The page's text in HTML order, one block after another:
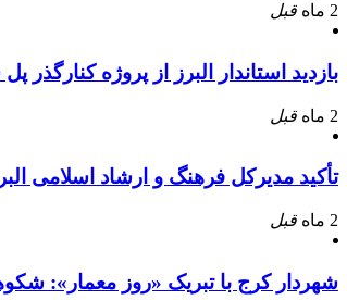
2 ماه قبل
بازدید استاندار البرز از پروژه کنارگذر
2 ماه قبل
تأکید مدیرکل فرهنگ و ارشاد اسلامی
2 ماه قبل
شهردار کرج با تبریک «روز معمار»: